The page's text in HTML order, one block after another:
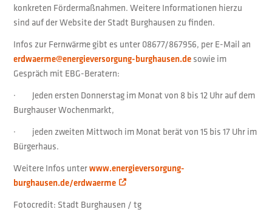
konkreten Fördermaßnahmen. Weitere Informationen hierzu
sind auf der Website der Stadt Burghausen zu finden.
Infos zur Fernwärme gibt es unter 08677/867956, per E-Mail an
erdwaerme@energieversorgung-burghausen.de sowie im
Gespräch mit EBG-Beratern:
· Jeden ersten Donnerstag im Monat von 8 bis 12 Uhr auf dem
Burghauser Wochenmarkt,
· jeden zweiten Mittwoch im Monat berät von 15 bis 17 Uhr im
Bürgerhaus.
Weitere Infos unterwww.energieversorgung-
burghausen.de/erdwaerme
Fotocredit: Stadt Burghausen / tg